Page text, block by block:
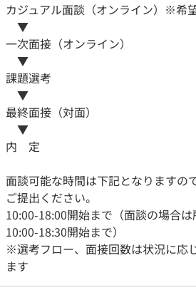
カジュアル面談（オンライン）※希
▼
一次面接（オンライン）
▼
課題選考
▼
最終面接（対面）
▼
内 定
面談可能な時間は下記となりますの
ご提出ください。
10:00-18:00開始まで（面談の場合
10:00-18:30開始まで）
※選考フロー、面接回数は状況に応
ます